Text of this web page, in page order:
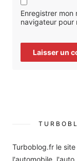
Enregistrer mon
navigateur pour
Turboblog.fr le